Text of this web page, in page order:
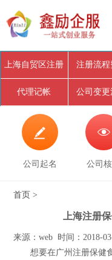
上海自贸区注册 注册流程
代理记帐 公司变更

公司起名

公司
首页 >
上海注册
来源：web 时间：2018-
想要在广州注册保健食